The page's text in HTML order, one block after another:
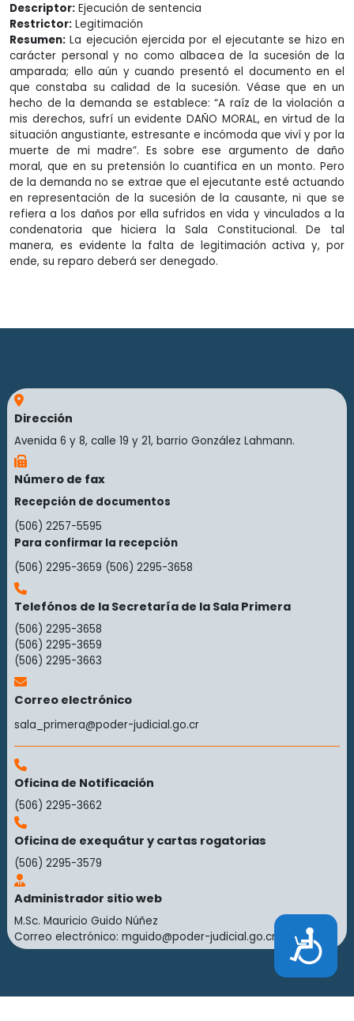
Accesibilidad
Descriptor: Ejecución de sentencia
Restrictor: Legitimación
Resumen: La ejecución ejercida por el ejecutante se hizo en
carácter personal y no como albacea de la sucesión de la
amparada; ello aún y cuando presentó el documento en el
que constaba su calidad de la sucesión. Véase que en un
hecho de la demanda se establece: “A raíz de la violación a
mis derechos, sufrí un evidente DAÑO MORAL, en virtud de la
situación angustiante, estresante e incómoda que viví y por la
muerte de mi madre”. Es sobre ese argumento de daño
moral, que en su pretensión lo cuantifica en un monto. Pero
de la demanda no se extrae que el ejecutante esté actuando
en representación de la sucesión de la causante, ni que se
refiera a los daños por ella sufridos en vida y vinculados a la
condenatoria que hiciera la Sala Constitucional. De tal
manera, es evidente la falta de legitimación activa y, por
ende, su reparo deberá ser denegado.
Dirección
Avenida 6 y 8, calle 19 y 21, barrio González Lahmann.
Número de fax
Recepción de documentos
(506) 2257-5595
Para confirmar la recepción
(506) 2295-3659 (506) 2295-3658
Telefónos de la Secretaría de la Sala Primera
(506) 2295-3658
(506) 2295-3659
(506) 2295-3663
Correo electrónico
sala_primera@poder-judicial.go.cr
Oficina de Notificación
(506) 2295-3662
Oficina de exequátur y cartas rogatorias
(506) 2295-3579
Administrador sitio web
M.Sc. Mauricio Guido Núñez
Correo electrónico: mguido@poder-judicial.go.cr